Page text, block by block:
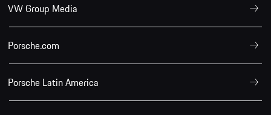
VW Group Media
Porsche.com
Porsche Latin America